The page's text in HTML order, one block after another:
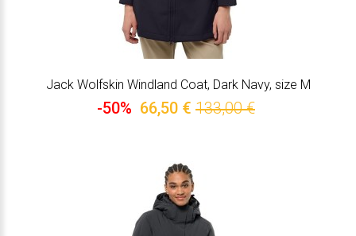
Jack Wolfskin Windland Coat, Dark Navy, size M
-50% 66,50 € 133,00 €